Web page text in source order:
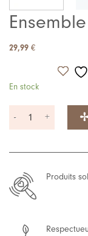
29,99 €
En stock
quantité de
Produits